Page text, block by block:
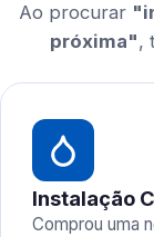
Ao procurar
próxima",
Instalação
Comprou uma